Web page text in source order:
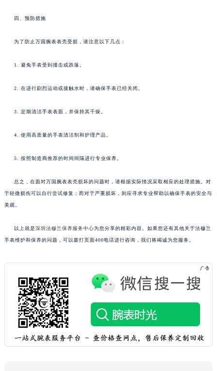
四、预防措施
为了防止万国腕表表壳受损，请注意以下几点：
1. 避免手表受到撞击或跌落。
2. 在进行剧烈运动或接触水时，请确保手表已经关闭。
3. 定期清洁手表表面，并保持其干燥。
4. 使用高质量的手表清洁剂和护理产品。
5. 按照制造商推荐的时间间隔进行专业保养。
总之，在面对万国腕表表壳损坏的问题时，请根据实际情况采取相应的处理措施。对
于轻微损伤可以自行尝试修复；而对于严重损坏，则应寻求专业帮助以确保手表的安全与
美观。
以上就是深圳法穆兰保养服务中心为您分享的精彩内容。如果您还有其他关于法穆兰
手表维护和保养的问题，可以拨打页面400电话进行咨询，我们将竭诚为您服务。